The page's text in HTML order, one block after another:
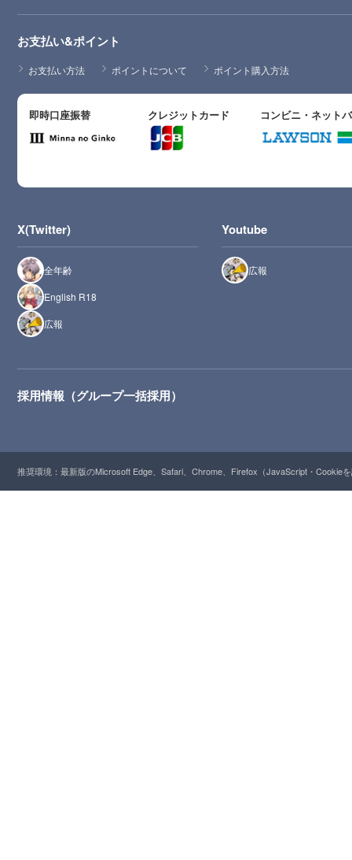
お支払い&ポイント
お支払い方法 ポイントについて ポイント購入方法
即時口座振替 クレジットカード コンビニ・ネット
X(Twitter)
全年齢
English R18
広報
Youtube
広報
採用情報（グループ一括採用）
推奨環境：最新版のMicrosoft Edge、Safari、Chrome、Firefox（JavaScript・Cookie